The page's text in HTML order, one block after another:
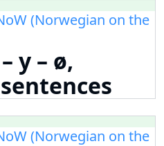
(Norwegian on the
y – ø,
(Norwegian on the